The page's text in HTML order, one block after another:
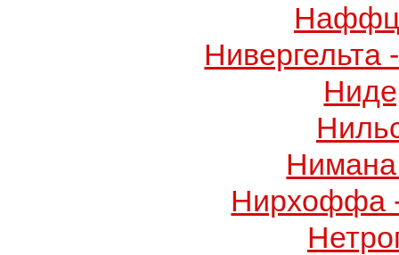
Нимана
Нирхоффа